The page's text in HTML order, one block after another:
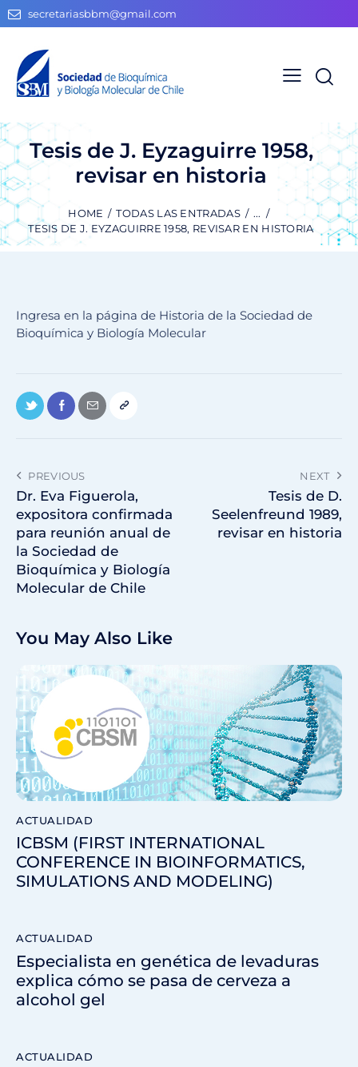
secretariasbbm@gmail.com
Tesis de J. Eyzaguirre 1958,
revisar en historia
HOME TODAS LAS ENTRADAS
...
TESIS DE J. EYZAGUIRRE 1958, REVISAR EN HISTORIA
Ingresa en la página de Historia de la Sociedad de
Bioquímica y Biología Molecular
PREVIOUS
Dr. Eva Figuerola,
expositora confirmada
para reunión anual de
la Sociedad de
Bioquímica y Biología
Molecular de Chile
NEXT
Tesis de D.
Seelenfreund 1989,
revisar en historia
You May Also Like
ACTUALIDAD
ICBSM (FIRST INTERNATIONAL
CONFERENCE IN BIOINFORMATICS,
SIMULATIONS AND MODELING)
ACTUALIDAD
Especialista en genética de levaduras
explica cómo se pasa de cerveza a
alcohol gel
ACTUALIDAD